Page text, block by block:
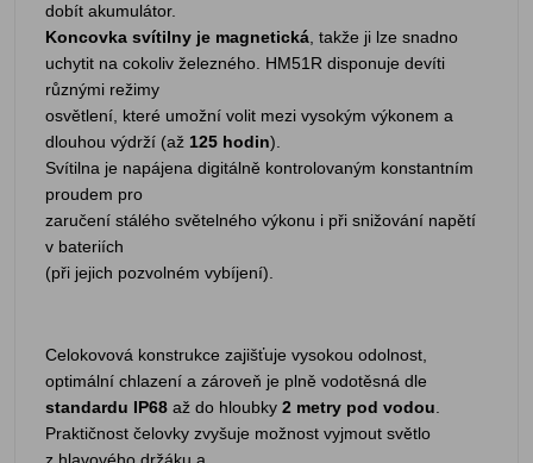
dobít akumulátor.
Koncovka svítilny je magnetická , takže ji lze snadno
uchytit na cokoliv železného. HM51R disponuje devíti
různými režimy
osvětlení, které umožní volit mezi vysokým výkonem a
dlouhou výdrží (až 125 hodin).
Svítilna je napájena digitálně kontrolovaným konstantním
proudem pro
zaručení stálého světelného výkonu i při snižování napětí
v bateriích
(při jejich pozvolném vybíjení).
Celokovová konstrukce zajišťuje vysokou odolnost,
optimální chlazení a zároveň je plně vodotěsná dle
standardu IP68 až do hloubky 2 metry pod vodou
Praktičnost čelovky zvyšuje možnost vyjmout světlo